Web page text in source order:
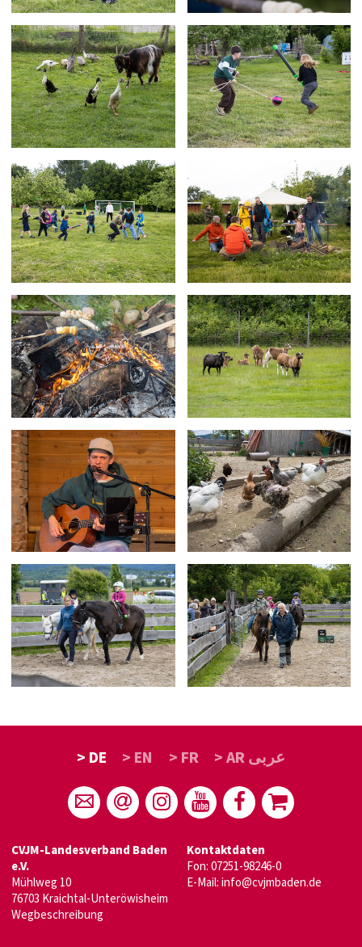
> DE > EN > FR > AR عربى
CVJM-Landesverband Baden
e.V.
Mühlweg 10
76703 Kraichtal-Unteröwisheim
Wegbeschreibung
Kontaktdaten
Fon: 07251-98246-0
E-Mail:info@cvjmbaden.de